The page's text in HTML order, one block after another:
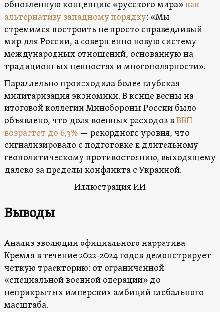
обновленную концепцию «русского мира»как
альтернативу западному порядку: «Мы
стремимся построить не просто справедливый
мир для России, а совершенно новую систему
международных отношений, основанную на
традиционных ценностях и многополярности».
Параллельно происходила более глубокая
милитаризация экономики. В конце весны на
итоговой коллегии Минобороны России было
объявлено, что доля военных расходов вВВП
возрастет до 6,3%— рекордного уровня, что
сигнализировало о подготовке к длительному
геополитическому противостоянию, выходящему
далеко за пределы конфликта с Украиной.
Иллюстрация ИИ
Выводы
Анализ эволюции официального нарратива
Кремля в течение 2022-2024 годов демонстрирует
четкую траекторию: от ограниченной
«специальной военной операции» до
неприкрытых имперских амбиций глобального
масштаба.